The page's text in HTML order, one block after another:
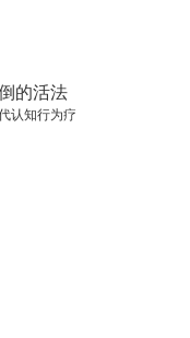
的活法
认知行为疗